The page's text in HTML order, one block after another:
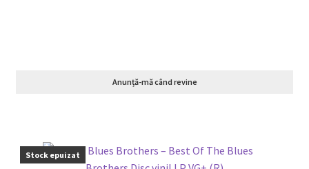
Anunță-mă când revine
Stock epuizat